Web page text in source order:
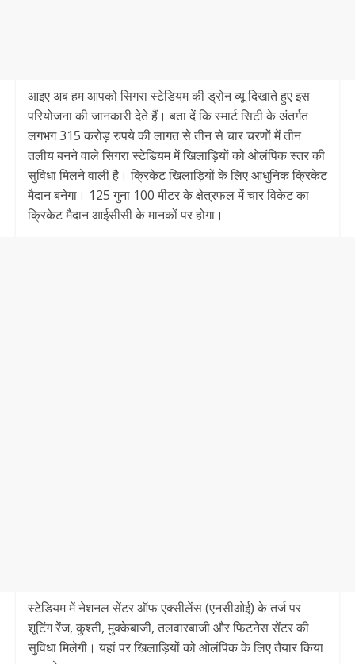
आइए अब हम आपको सिगरा स्टेडियम की ड्रोन व्यू दिखाते हुए इस
परियोजना की जानकारी देते हैं। बता दें कि स्मार्ट सिटी के अंतर्गत
लगभग 315 करोड़ रुपये की लागत से तीन से चार चरणों में तीन
तलीय बनने वाले सिगरा स्टेडियम में खिलाड़ियों को ओलंपिक स्तर की
सुविधा मिलने वाली है। क्रिकेट खिलाड़ियों के लिए आधुनिक क्रिकेट
मैदान बनेगा। 125 गुना 100 मीटर के क्षेत्रफल में चार विकेट का
क्रिकेट मैदान आईसीसी के मानकों पर होगा।
स्टेडियम में नेशनल सेंटर ऑफ एक्सीलेंस (एनसीओई) के तर्ज पर
शूटिंग रेंज, कुश्ती, मुक्केबाजी, तलवारबाजी और फिटनेस सेंटर की
सुविधा मिलेगी। यहां पर खिलाड़ियों को ओलंपिक के लिए तैयार किया